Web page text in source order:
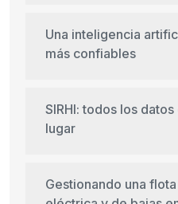
Una inteligencia
más confiables
SIRHI: todos los
lugar
Gestionando una